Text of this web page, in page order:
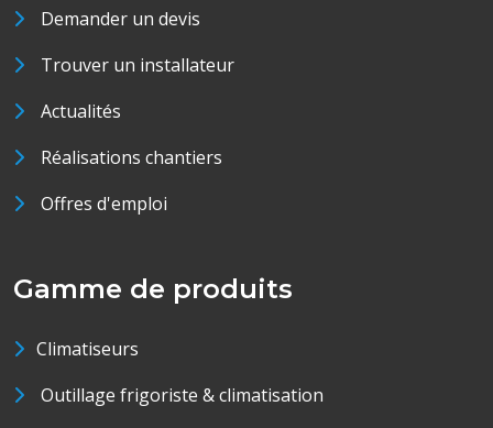
Demander un devis
Trouver un installateur
Actualités
Réalisations chantiers
Offres d'emploi
Gamme de produits
Climatiseurs
Outillage frigoriste & climatisation